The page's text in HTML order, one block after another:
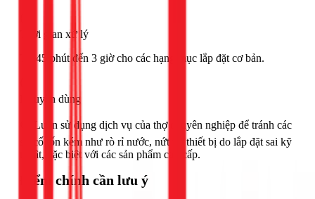
Thời gian xử lý
Từ 45 phút đến 3 giờ cho các hạng mục lắp đặt cơ bản.
Khuyên dùng
🟢 Luôn sử dụng dịch vụ của thợ chuyên nghiệp để tránh các
sự cố tốn kém như rò rỉ nước, nứt vỡ thiết bị do lắp đặt sai kỹ
thuật, đặc biệt với các sản phẩm cao cấp.
Điểm chính cần lưu ý